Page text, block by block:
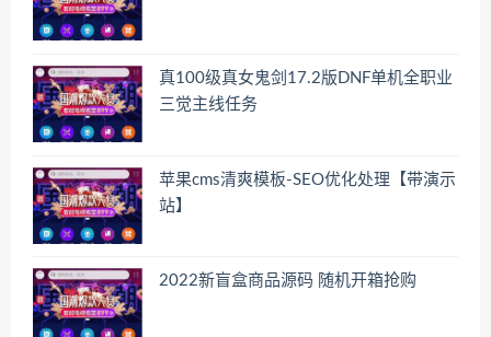
真100级真女鬼剑17.2版DNF单机全职业
三觉主线任务
苹果cms清爽模板-SEO优化处理【带演示
站】
2022新盲盒商品源码 随机开箱抢购